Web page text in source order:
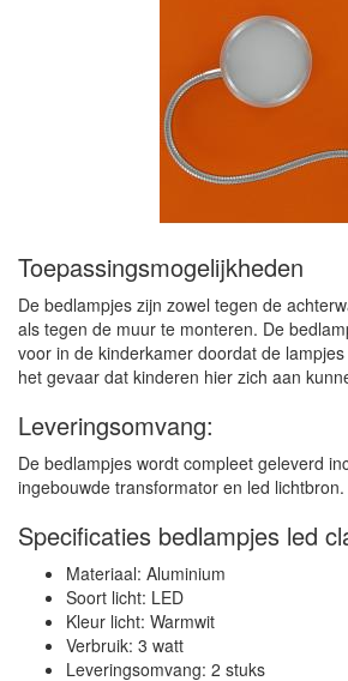
Toepassingsmogelijkheden
De bedlampjes zijn zowel tegen de
als tegen de muur te monteren. De
voor in de kinderkamer doordat de
het gevaar dat kinderen hier zich aan
Leveringsomvang:
De bedlampjes wordt compleet geleverd
ingebouwde transformator en led lichtbron.
Specificaties bedlampjes led
Materiaal: Aluminium
Soort licht: LED
Kleur licht: Warmwit
Verbruik: 3 watt
Leveringsomvang: 2 stuks